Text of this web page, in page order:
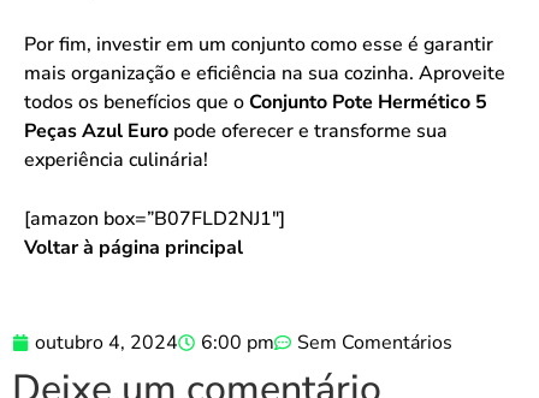
Por fim, investir em um conjunto como esse é garantir
mais organização e eficiência na sua cozinha. Aproveite
todos os benefícios que oConjunto Pote Hermético 5
Peças Azul Euro pode oferecer e transforme sua
experiência culinária!
[amazon box=”B07FLD2NJ1″]
Voltar à página principal
outubro 4, 2024 6:00 pm Sem Comentários